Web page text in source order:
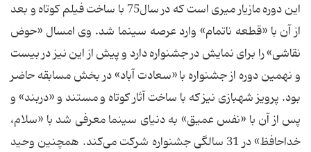
این دوره مازیار میری است که در سال75 با ساخت فیلم کوتاه و بعد
از آن با «قطعه ناتمام» وارد عرصه سینما شد. وی امسال «حوض
نقاشی» را برای نمایش در جشنواره دارد و پیش از این نیز در بیست
و نهمین دوره از جشنواره با «سعادت آباد» در بخش مسابقه حاضر
بود. پرویز شهبازی نیز که با ساخت آثار کوتاه و مستند و «دربند» و
پس از آن با «نفس عمیق» به دنیای سینما معرفی شد با «سلام،
خداحافظ» در 31 سالگی جشنواره شرکت می‌کند. همچنین وحید